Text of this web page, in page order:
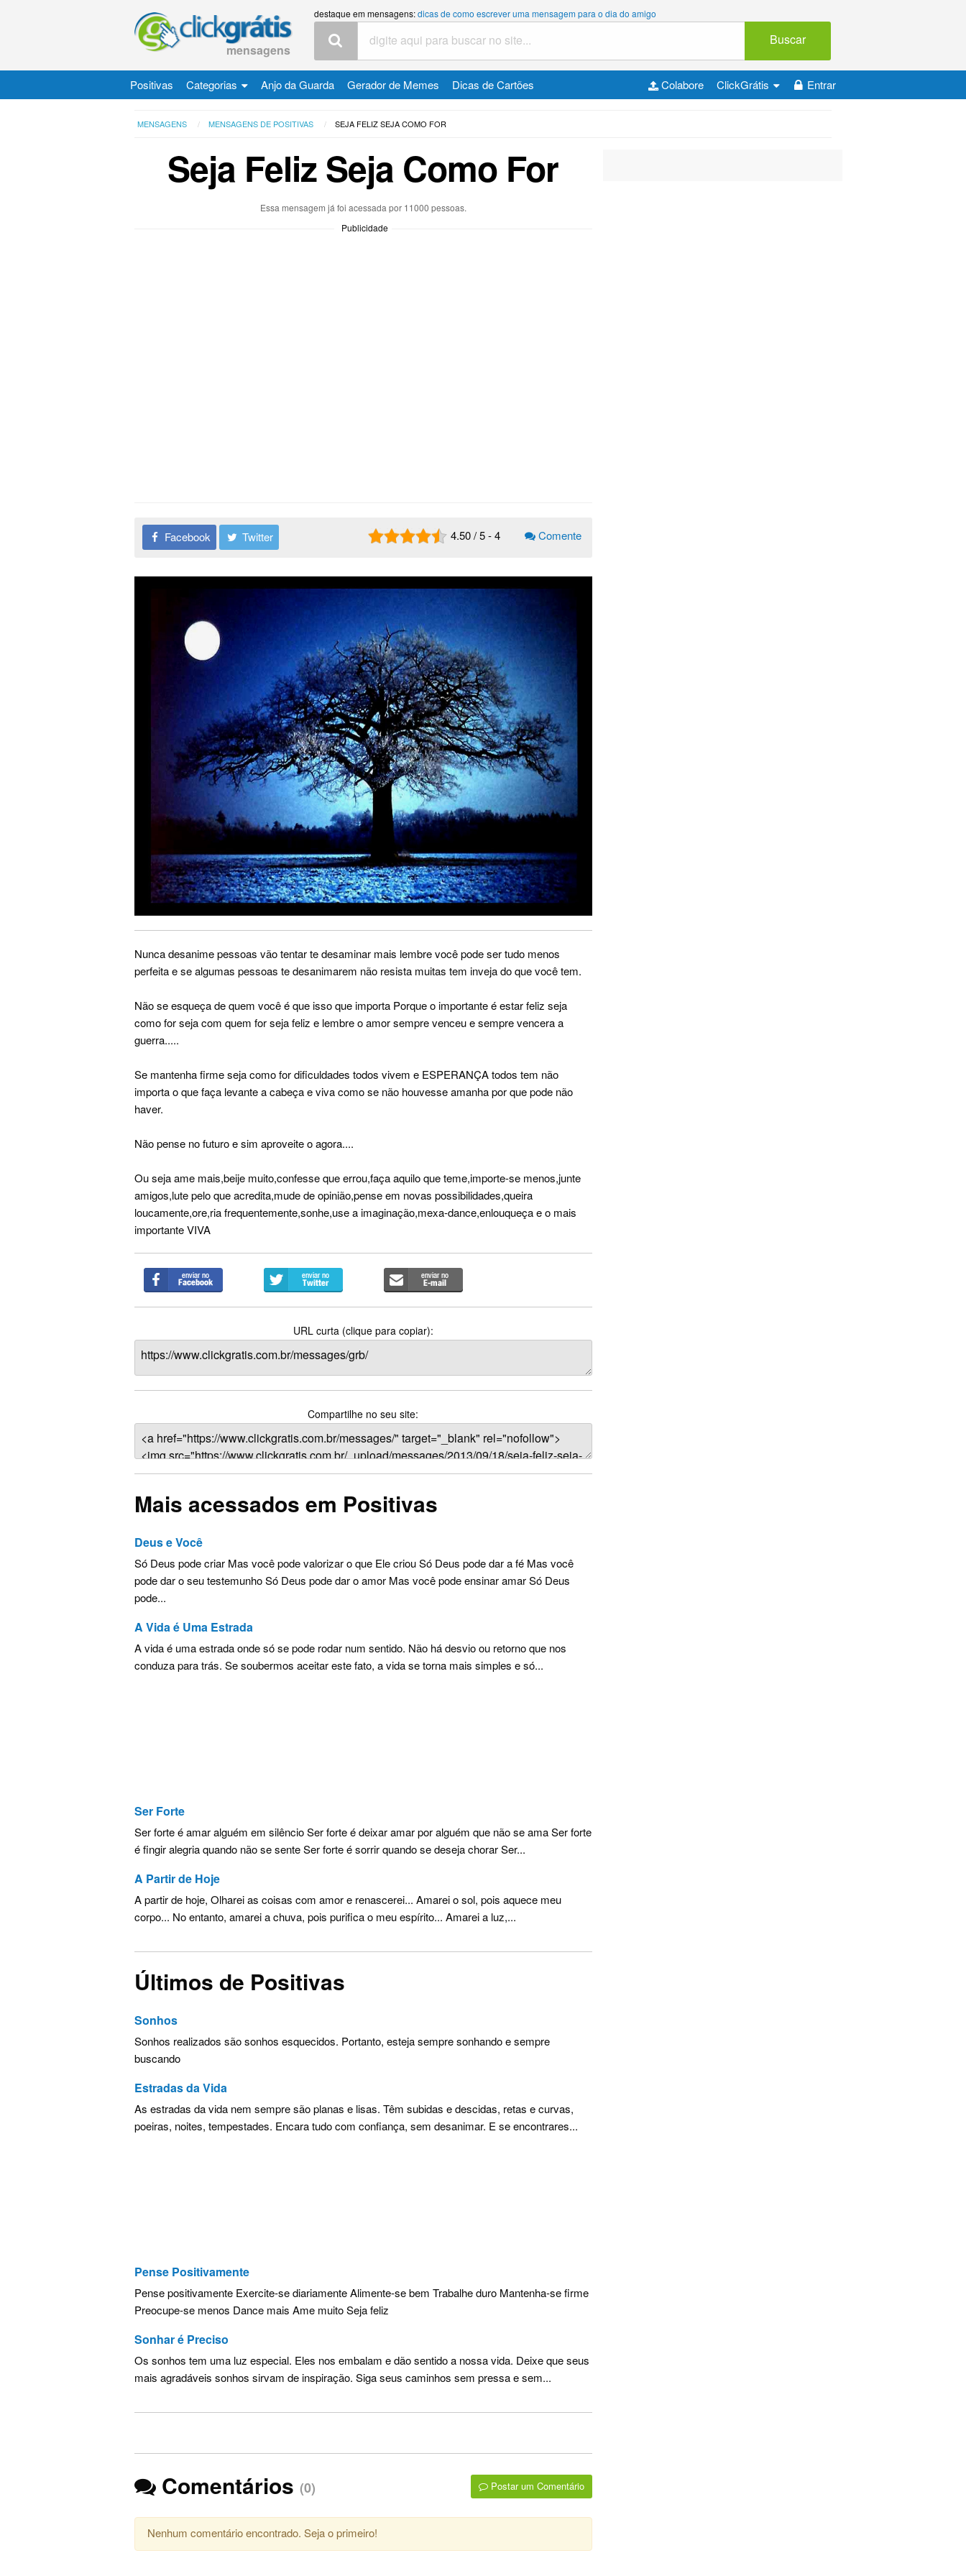
mensagens
destaque em mensagens:dicas de como escrever uma mensagem para o dia do amigo
Buscar
Positivas Categorias Entrar
ClickGrátis
Colabore
Anjo da Guarda Gerador de Memes Dicas de Cartões
MENSAGENS MENSAGENS DE POSITIVAS SEJA FELIZ SEJA COMO FOR
Seja Feliz Seja Como For
Essa mensagem já foi acessada por 11000 pessoas.
Publicidade
Facebook Twitter 4.50/5-4 Comente
Nunca desanime pessoas vão tentar te desaminar mais lembre você pode ser tudo menos
perfeita e se algumas pessoas te desanimarem não resista muitas tem inveja do que você tem.
Não se esqueça de quem você é que isso que importa Porque o importante é estar feliz seja
como for seja com quem for seja feliz e lembre o amor sempre venceu e sempre vencera a
guerra.....
Se mantenha firme seja como for dificuldades todos vivem e ESPERANÇA todos tem não
importa o que faça levante a cabeça e viva como se não houvesse amanha por que pode não
haver.
Não pense no futuro e sim aproveite o agora....
Ou seja ame mais,beije muito,confesse que errou,faça aquilo que teme,importe-se menos,junte
amigos,lute pelo que acredita,mude de opinião,pense em novas possibilidades,queira
loucamente,ore,ria frequentemente,sonhe,use a imaginação,mexa-dance,enlouqueça e o mais
importante VIVA
URL curta (clique para copiar):
Compartilhe no seu site:
Mais acessados em Positivas
Deus e Você
Só Deus pode criar Mas você pode valorizar o que Ele criou Só Deus pode dar a fé Mas você
pode dar o seu testemunho Só Deus pode dar o amor Mas você pode ensinar amar Só Deus
pode...
A Vida é Uma Estrada
A vida é uma estrada onde só se pode rodar num sentido. Não há desvio ou retorno que nos
conduza para trás. Se soubermos aceitar este fato, a vida se torna mais simples e só...
Ser Forte
Ser forte é amar alguém em silêncio Ser forte é deixar amar por alguém que não se ama Ser forte
é fingir alegria quando não se sente Ser forte é sorrir quando se deseja chorar Ser...
A Partir de Hoje
A partir de hoje, Olharei as coisas com amor e renascerei... Amarei o sol, pois aquece meu
corpo... No entanto, amarei a chuva, pois purifica o meu espírito... Amarei a luz,...
Últimos de Positivas
Sonhos
Sonhos realizados são sonhos esquecidos. Portanto, esteja sempre sonhando e sempre
buscando
Estradas da Vida
As estradas da vida nem sempre são planas e lisas. Têm subidas e descidas, retas e curvas,
poeiras, noites, tempestades. Encara tudo com confiança, sem desanimar. E se encontrares...
Pense Positivamente
Pense positivamente Exercite-se diariamente Alimente-se bem Trabalhe duro Mantenha-se firme
Preocupe-se menos Dance mais Ame muito Seja feliz
Sonhar é Preciso
Os sonhos tem uma luz especial. Eles nos embalam e dão sentido a nossa vida. Deixe que seus
mais agradáveis sonhos sirvam de inspiração. Siga seus caminhos sem pressa e sem...
Comentários (0) Postar um Comentário
Nenhum comentário encontrado. Seja o primeiro!